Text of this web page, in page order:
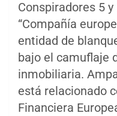
Conspiradores 5
“Compañía
entidad de
bajo el camuflaje
inmobiliaria.
está relacionado
Financiera